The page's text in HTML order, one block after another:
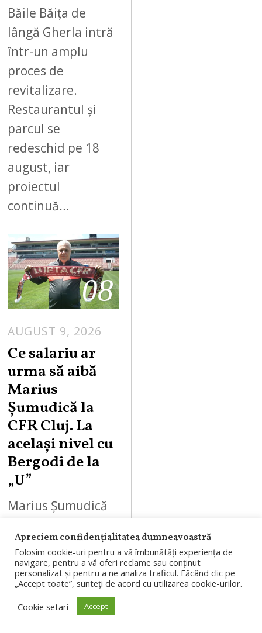
Băile Băița de
lângă Gherla intră
într-un amplu
proces de
revitalizare.
Restaurantul și
parcul se
redeschid pe 18
august, iar
proiectul
continuă…
08
AUGUST 9, 2026
Ce salariu ar
urma să aibă
Marius
Șumudică la
CFR Cluj. La
același nivel cu
Bergodi de la
„U”
Marius Șumudică
aproximativ 20.000
de euro pe lună la
CFR Cluj. Suma
este la nivelul
salariului atribuit
Apreciem confidențialitatea dumneavoastră
Folosim cookie-uri pentru a vă îmbunătăți experiența de
navigare, pentru a vă oferi reclame sau conținut
personalizat și pentru a ne analiza traficul. Făcând clic pe
„Accept toate”, sunteți de acord cu utilizarea cookie-urilor.
Cookie setari
Accept